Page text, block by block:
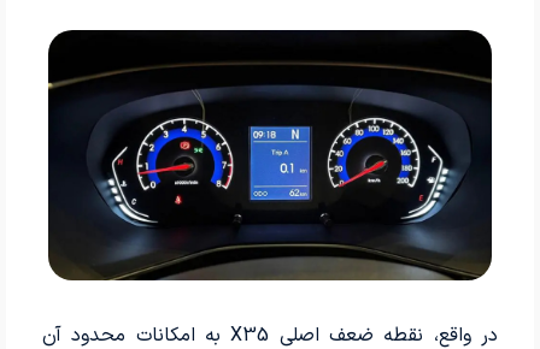
در واقع، نقطه ضعف اصلی X35 به امکانات محدود آن